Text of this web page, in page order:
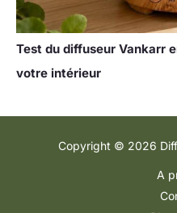
Test du diffuseur Vankarr
votre intérieur
Copyright © 2026
A